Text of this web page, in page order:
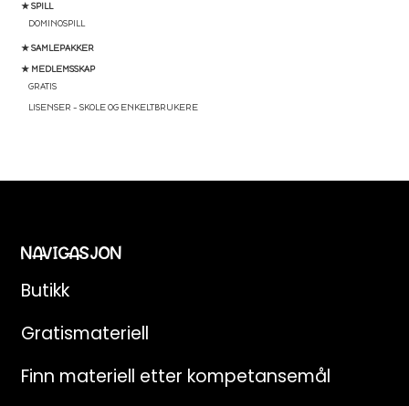
★ SPILL
DOMINOSPILL
★ SAMLEPAKKER
★ MEDLEMSSKAP
GRATIS
LISENSER – SKOLE OG ENKELTBRUKERE
NAVIGASJON
Butikk
Gratismateriell
Finn materiell etter kompetansemål